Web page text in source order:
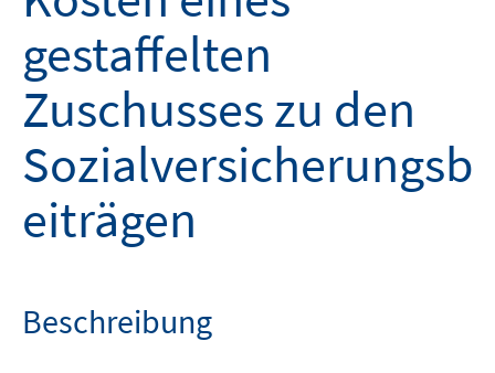
gestaffelten
Zuschusses zu den
Sozialversicherungsb
eiträgen
Beschreibung